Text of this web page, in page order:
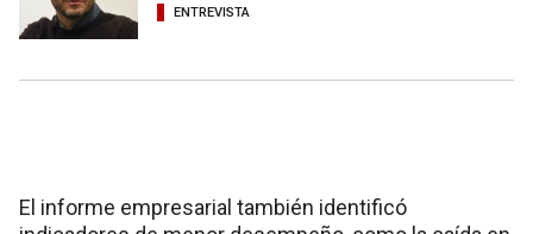
ENTREVISTA
El informe empresarial también identificó